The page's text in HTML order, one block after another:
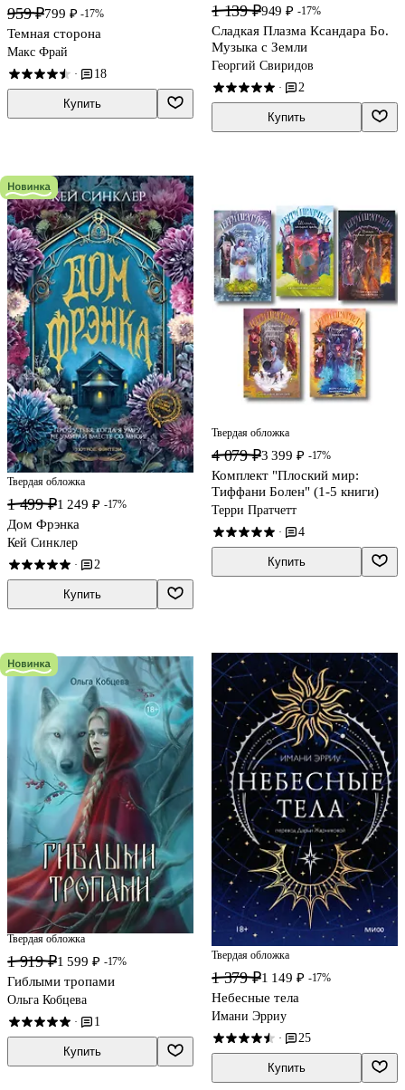
959 ₽799 ₽ -17%
Темная сторона
Макс Фрай
· 18
Купить
1 139 ₽949 ₽ -17%
Сладкая Плазма Ксандара Бо.
Музыка с Земли
Георгий Свиридов
· 2
Купить
Твердая обложка
1 499 ₽1 249 ₽ -17%
Дом Фрэнка
Кей Синклер
· 2
Купить
Твердая обложка
4 079 ₽3 399 ₽ -17%
Комплект "Плоский мир:
Тиффани Болен" (1-5 книги)
Терри Пратчетт
· 4
Купить
Твердая обложка
1 919 ₽1 599 ₽ -17%
Гиблыми тропами
Ольга Кобцева
· 1
Купить
Твердая обложка
1 379 ₽1 149 ₽ -17%
Небесные тела
Имани Эрриу
· 25
Купить